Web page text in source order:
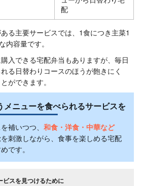
配
る主要サービスでは、1食につき主菜1
内容量です。
入できる宅配弁当もありますが、毎日
る日替わりコースのほうが飽きにく
ができます。
メニューを食べられるサービスを
補いつつ、 和食・洋食・中華など
刺激しながら、食事を楽しめる宅配
です。
ビスを見つけるために